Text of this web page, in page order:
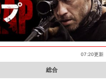
07:20更新
総合